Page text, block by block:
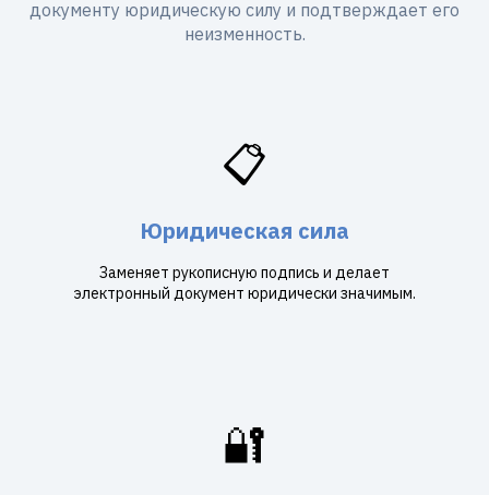
документу юридическую силу и подтверждает его
неизменность.
📋
Юридическая сила
Заменяет рукописную подпись и делает
электронный документ юридически значимым.
🔐